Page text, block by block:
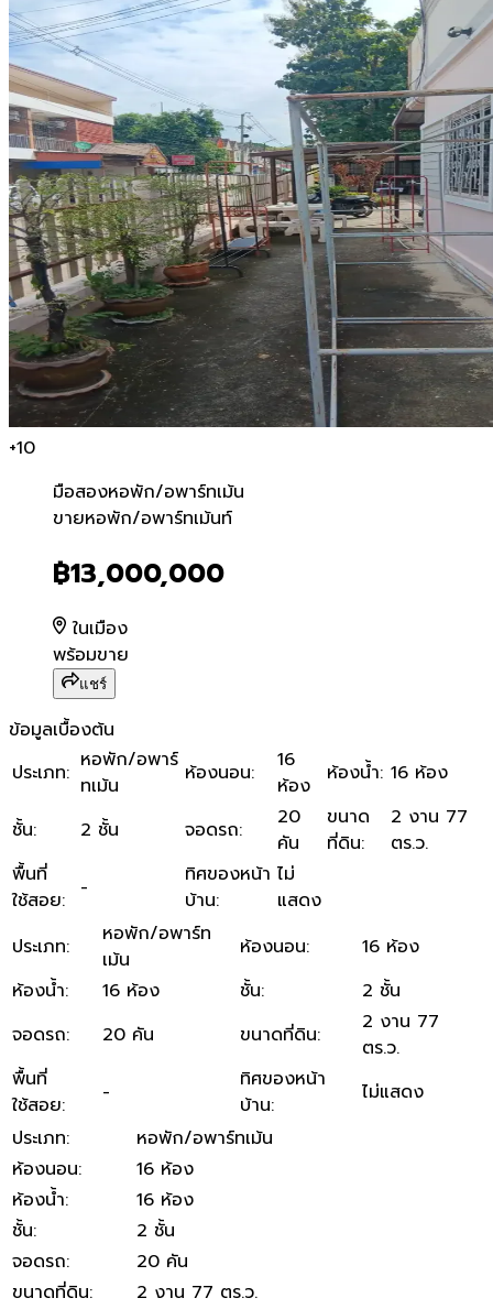
+10
มือสองหอพัก/อพาร์ทเม้น
ขายหอพัก/อพาร์ทเม้นท์
ขายหอพัก/อพาร์ทเม้นท์
฿13,000,000
ในเมือง
พร้อมขาย
แชร์
ข้อมูลเบื้องต้น
ประเภท: หอพัก/อพาร์
ทเม้น
ห้องนอน:
16
ห้อง
ห้องน้ำ: 16 ห้อง
ชั้น: 2 ชั้น จอดรถ:
20
คัน
ขนาด
ที่ดิน:
2 งาน 77
ตร.ว.
พื้นที่
ใช้สอย: -
ทิศของหน้า
บ้าน:
ไม่
แสดง
ประเภท:
หอพัก/อพาร์ท
เม้น
ห้องนอน:
16 ห้อง
ห้องน้ำ: 16 ห้อง ชั้น:
2 ชั้น
จอดรถ: 20 คัน ขนาดที่ดิน:
2 งาน 77
ตร.ว.
พื้นที่
ใช้สอย: -
ทิศของหน้า
บ้าน:
ไม่แสดง
ประเภท:
หอพัก/อพาร์ทเม้น
ห้องนอน:
16 ห้อง
ห้องน้ำ:
16 ห้อง
ชั้น:
2 ชั้น
จอดรถ:
20 คัน
ขนาดที่ดิน:
2 งาน 77 ตร.ว.